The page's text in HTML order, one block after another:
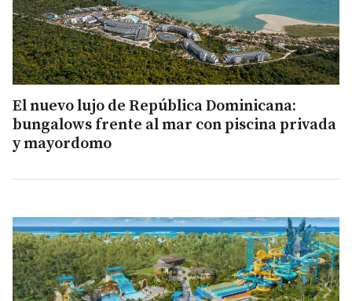
El nuevo lujo de República Dominicana:
bungalows frente al mar con piscina privada
y mayordomo